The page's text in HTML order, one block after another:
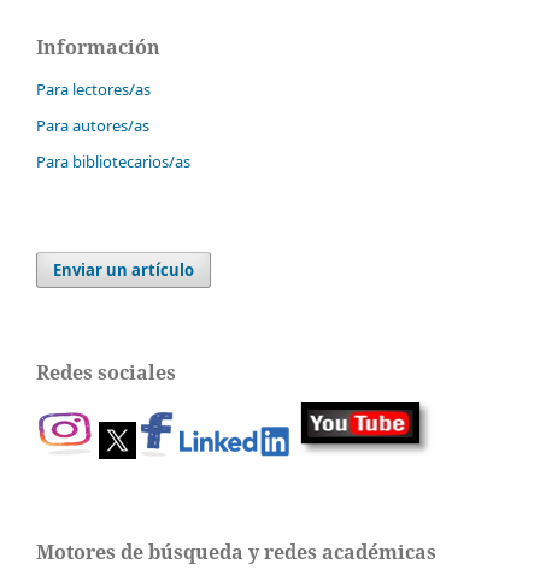
Información
Para lectores/as
Para autores/as
Para bibliotecarios/as
Enviar un artículo
Redes sociales
Motores de búsqueda y redes académicas